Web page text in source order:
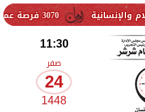
3070 فرصة عمل جديدة بالقطاع الخاص.. وظائف برواتب تصل إلى 9500 جنيه
11:30
صفر
24
1448